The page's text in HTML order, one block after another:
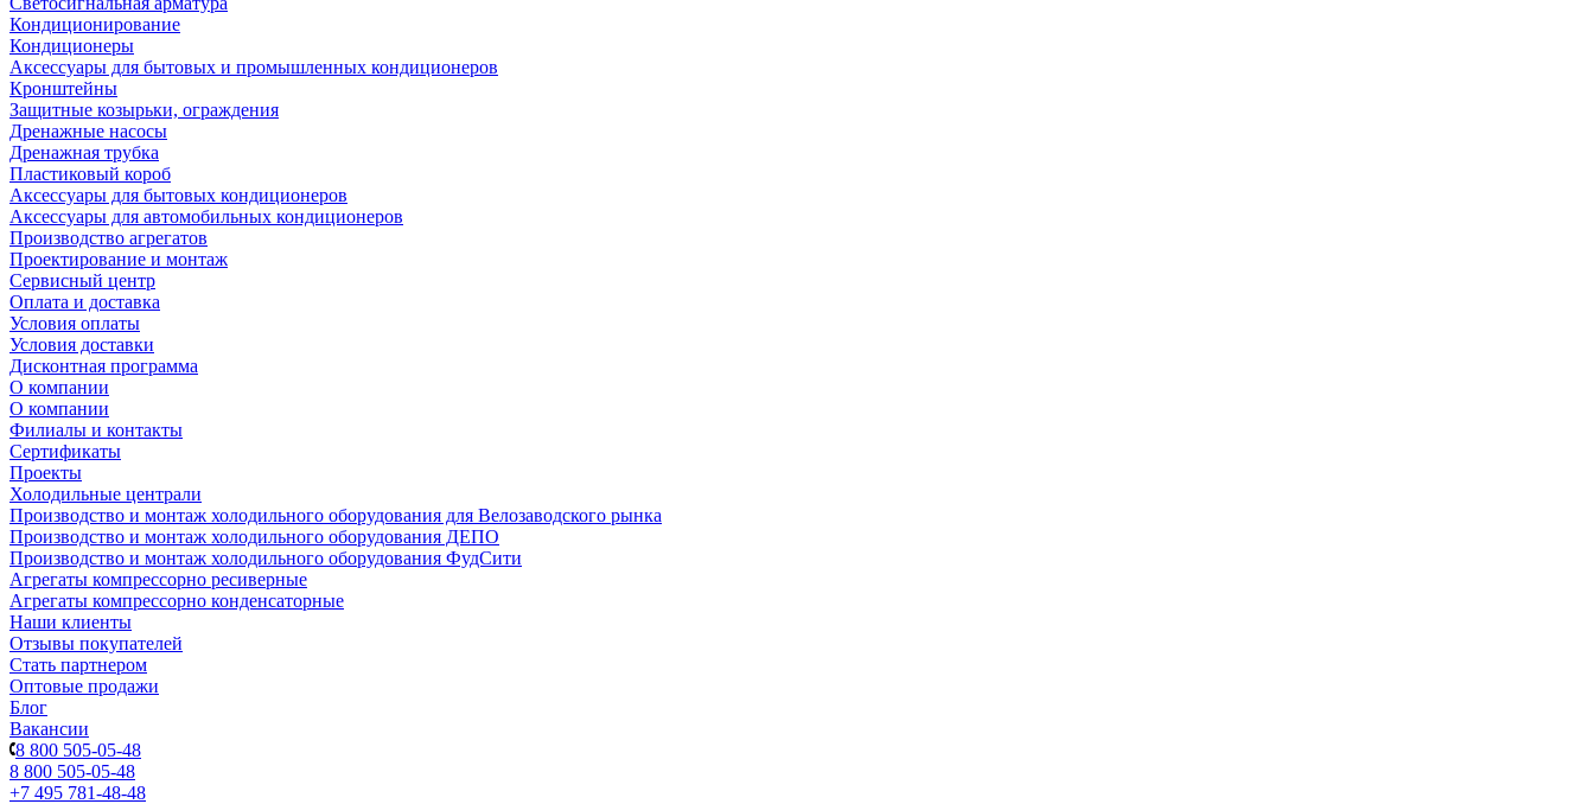
Кондиционирование
Кондиционеры
Аксессуары для бытовых и промышленных кондиционеров
Кронштейны
Защитные козырьки, ограждения
Дренажные насосы
Дренажная трубка
Пластиковый короб
Аксессуары для бытовых кондиционеров
Аксессуары для автомобильных кондиционеров
Производство агрегатов
Проектирование и монтаж
Сервисный центр
Оплата и доставка
Условия оплаты
Условия доставки
Дисконтная программа
О компании
О компании
Филиалы и контакты
Сертификаты
Проекты
Холодильные централи
Производство и монтаж холодильного оборудования для Велозаводского рынка
Производство и монтаж холодильного оборудования ДЕПО
Производство и монтаж холодильного оборудования ФудСити
Агрегаты компрессорно ресиверные
Агрегаты компрессорно конденсаторные
Наши клиенты
Отзывы покупателей
Стать партнером
Оптовые продажи
Блог
Вакансии
8 800 505-05-48
8 800 505-05-48
+7 495 781-48-48